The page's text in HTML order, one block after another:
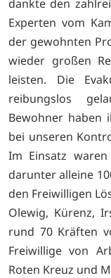
dankte den
Experten vom
der gewohnten
wieder großen
leisten. Die
reibungslos
Bewohner haben
bei unseren
Im Einsatz
darunter alleine
den Freiwilligen
Olewig, Kürenz,
rund 70 Kräften
Freiwillige von
Roten Kreuz und